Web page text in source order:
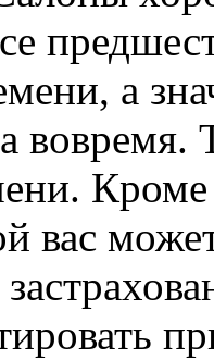
а
вовремя.
Кроме
вас